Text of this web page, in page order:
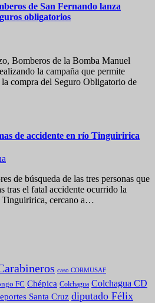
de San Fernando lanza
obligatorios
Bomberos de la Bomba Manuel
la campaña que permite
compra del Seguro Obligatorio de
de accidente en río Tinguiririca
de búsqueda de las tres personas que
tras el fatal accidente ocurrido la
Tinguiririca, cercano a…
caso CORMUSAF
FC Chépica Colchagua Colchagua CD
Santa Cruz diputado Félix